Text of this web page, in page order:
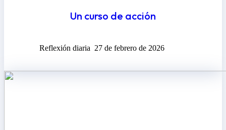
Un curso de acción
Reflexión diaria 27 de febrero de 2026